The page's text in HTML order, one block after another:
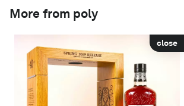
More from poly
close